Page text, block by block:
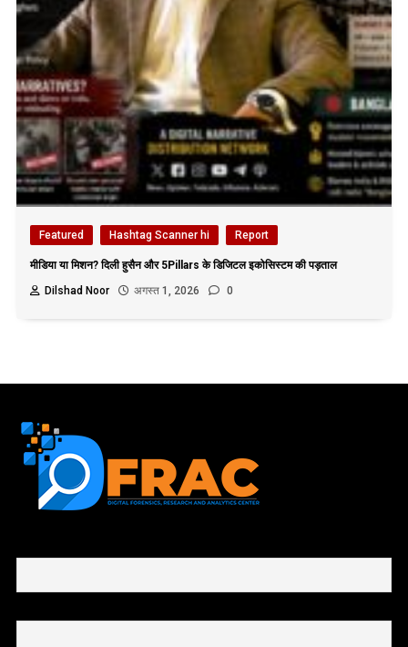
Featured Hashtag Scanner hi Report
मीडिया या मिशन? दिली हुसैन और 5Pillars के डिजिटल इकोसिस्टम की पड़ताल
Dilshad Noor
अगस्त 1, 2026 0